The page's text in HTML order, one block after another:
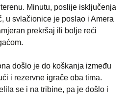
Minutu, poslije isključenja
u svlačionice je poslao i Amera
prekršaj ili bolje reći
došlo je do koškanja između
i rezervne igrače oba tima.
se i na tribine, pa je došlo i